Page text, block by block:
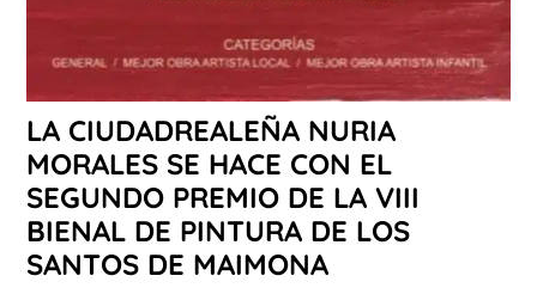
LA CIUDADREALEÑA NURIA
MORALES SE HACE CON EL
SEGUNDO PREMIO DE LA VIII
BIENAL DE PINTURA DE LOS
SANTOS DE MAIMONA